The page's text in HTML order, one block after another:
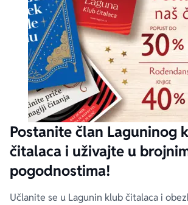
Postanite član Laguninog
čitalaca i uživajte u
pogodnostima!
Učlanite se u Lagunin klub čitalaca i